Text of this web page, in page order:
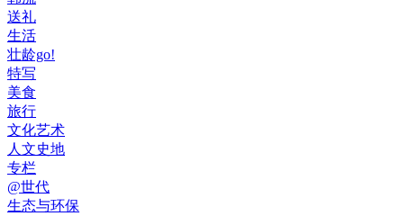
送礼
生活
壮龄go!
特写
美食
旅行
文化艺术
人文史地
专栏
@世代
生态与环保